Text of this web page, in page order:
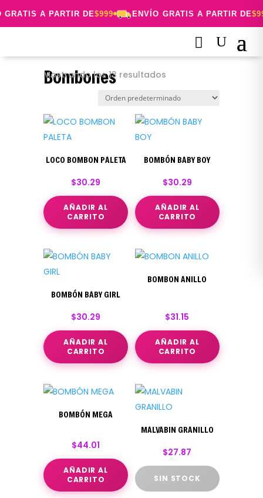
A PARTIR DE$999 ENVÍO GRATIS A PARTIR DE
Bombones
Mostrando los 13 resultados
LOCO BOMBON PALETA
$30.29
AÑADIR AL
CARRITO
BOMBÓN BABY BOY
$30.29
AÑADIR AL
CARRITO
BOMBÓN BABY GIRL
$30.29
AÑADIR AL
CARRITO
BOMBON ANILLO
$31.15
AÑADIR AL
CARRITO
BOMBÓN MEGA
$44.01
AÑADIR AL
CARRITO
MALVABIN GRANILLO
$27.87
SIN STOCK